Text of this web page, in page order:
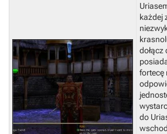
każdej
dołącz
fortecę
do